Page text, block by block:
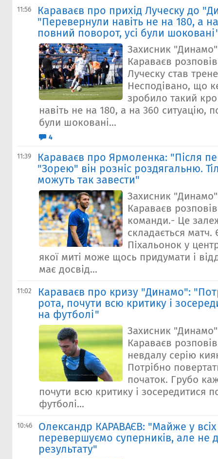
11:56
Караваєв про прихід Луческу до
"Перевернули навіть не на 180, а
повний поворот, усі були
Захисник
Караваєв
Луческу став
Несподівано, що
зробило такий
навіть не на 180, а на 360 ситуацію,
були шоковані...
4
11:39
Караваєв про Ярмоленка: "Після
"Зорею" він розніс роздягальню.
можуть так завести"
Захисник
Караваєв
команди.- Це
складається
Пiхальонок у
якої миті може щось придумати і
має досвід...
11:02
Караваєв про кризу "Динамо":
рота, почути всю критику і
на футболі"
Захисник
Караваєв
невдалу серію
Потрібно
початок. Грубо
почути всю критику і зосередитися
футболі...
10:46
Олександр КАРАВАЄВ: "Майже у
перевершуємо суперників, але не
результату"